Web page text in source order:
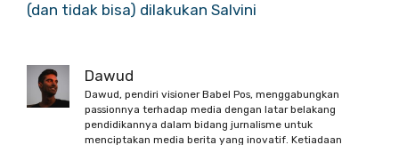
(dan tidak bisa) dilakukan Salvini
Dawud
Dawud, pendiri visioner Babel Pos, menggabungkan
passionnya terhadap media dengan latar belakang
pendidikannya dalam bidang jurnalisme untuk
menciptakan media berita yang inovatif. Ketiadaan